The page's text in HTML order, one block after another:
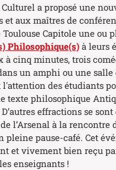
Culturel a proposé une
et aux maîtres de
Capitole une ou
Philosophique(s) à leurs
à cinq minutes, trois
un amphi ou une salle
des étudiants
texte philosophique
effractions se
l’Arsenal à la rencontre
pleine pause-café. Cet
et vivement bien reçu
enseignants !